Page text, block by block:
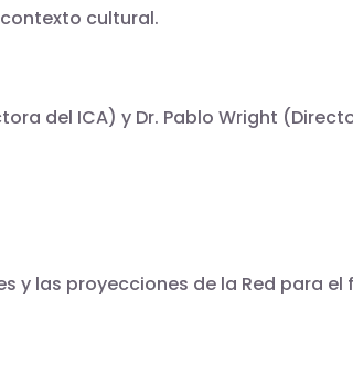
cultural.
del ICA) y Dr. Pablo Wright
y las proyecciones de la Red para